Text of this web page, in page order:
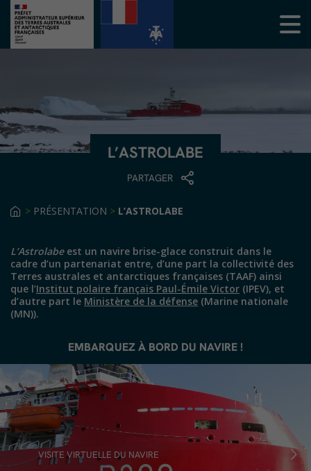
L’ASTROLABE
PARTAGER
> PRÉSENTATION > L’ASTROLABE
L’Astrolabeest un navire brise-glace construit dans le
cadre d’un partenariat entre, d’une part la collectivité des
Terres australes et antarctiques françaises (TAAF) ainsi
que l’Institut polaire français Paul-Émile Victor (IPEV), et
d’autre part le Ministère de la défense (Marine nationale
(MN)).
EMBARQUEZ À BORD DU NAVIRE !
VISITE VIRTUELLE DU NAVIRE